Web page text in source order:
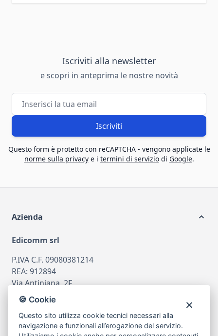
Iscriviti alla newsletter
e scopri in anteprima le nostre novità
Indirizzo email
Iscriviti
Questo form è protetto con reCAPTCHA - vengono applicate le
norme sulla privacye i termini di serviziodi Google.
Azienda
Edicomm srl
P.IVA C.F. 09080381214
REA: 912894
Via Antiniana, 2F
80078 Pozzuoli
tel081.7515380
emailinfo@edicomm.it
🍪 Cookie
Questo sito utilizza cookie tecnici necessari alla
navigazione e funzionali all’erogazione del servizio.